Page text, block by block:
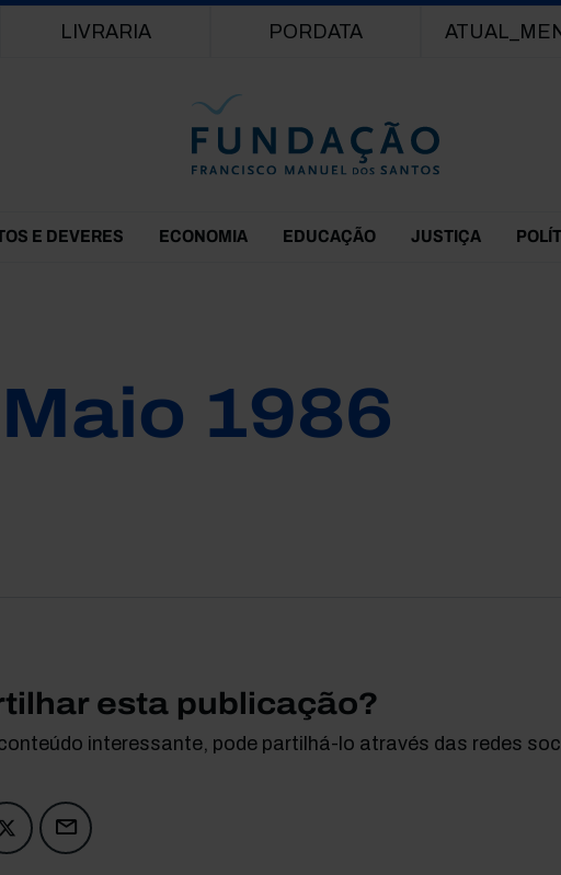
LIVRARIA PORDATA
E DEVERES ECONOMIA EDUCAÇÃO JUSTIÇA
1986
esta publicação?
interessante, pode partilhá-lo através das redes